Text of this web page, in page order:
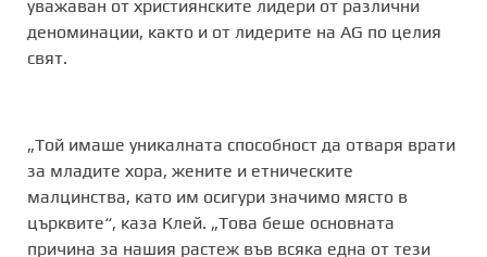
уважаван от християнските лидери от различни
деноминации, както и от лидерите на AG по целия
свят.
„Той имаше уникалната способност да отваря врати
за младите хора, жените и етническите
малцинства, като им осигури значимо място в
църквите“, каза Клей. „Това беше основната
причина за нашия растеж във всяка една от тези